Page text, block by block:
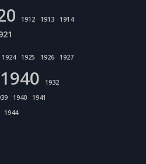
1912 1913
1914
1924 1925 1926 1927
1932
1940 1941
1944